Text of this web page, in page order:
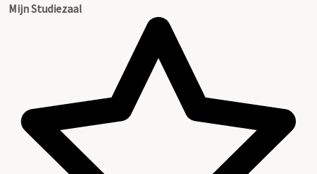
Inventaris
Mijn Studiezaal